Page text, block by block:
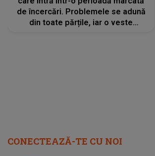
de încercări. Problemele se adună
din toate părțile, iar o veste
CONECTEAZĂ-TE CU NOI